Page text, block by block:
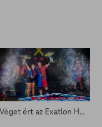
Véget ért az Exatlon Hungary – Ők emelhették magasba a trófeát